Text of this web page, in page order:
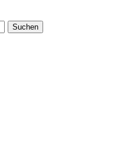
Suchen